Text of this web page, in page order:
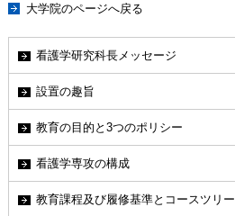
看護学研究科長メッセージ
設置の趣旨
教育の目的と3つのポリシー
看護学専攻の構成
教育課程及び履修基準とコースツリー
大学院のページへ戻る